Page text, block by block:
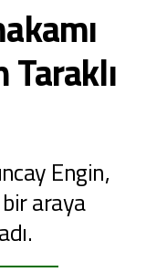
Engin,
araya